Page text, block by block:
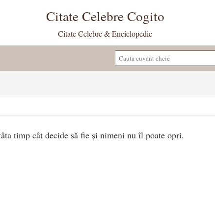
Citate Celebre Cogito
Citate Celebre & Enciclopedie
timp cât decide să fie și nimeni nu îl poate opri.